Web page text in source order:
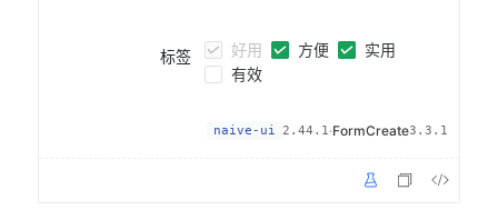
naive-ui 2.44.1·FormCreate3.3.1
标签 好用 方便
实用
有效